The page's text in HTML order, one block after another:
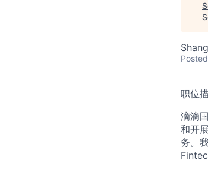
Posted
职位
滴滴
和开
务。